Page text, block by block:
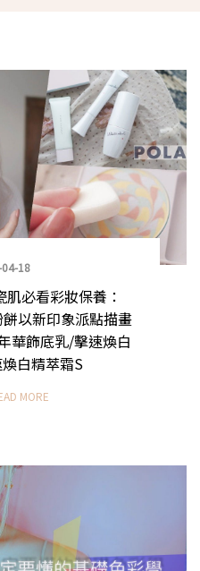
18
必看彩妝保養：
以新印象派點描畫
華飾底乳/擊速煥白
白精萃霜S
MORE